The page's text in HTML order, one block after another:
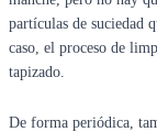
partículas de suciedad
caso, el proceso de
tapizado.
De forma periódica,